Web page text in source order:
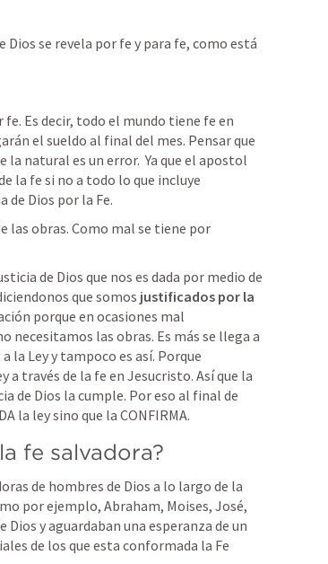
Dios se revela por fe y para fe, como está
fe. Es decir, todo el mundo tiene fe en
el sueldo al final del mes. Pensar que
la natural es un error.  Ya que el apostol
la fe si no a todo lo que incluye
de Dios por la Fe.
las obras. Como mal se tiene por
de Dios que nos es dada por medio de
que somos justificados por la
porque en ocasiones mal
necesitamos las obras. Es más se llega a
la Ley y tampoco es así. Porque
través de la fe en Jesucristo. Así que la
la ley sino que la CONFIRMA.
fe salvadora?
de hombres de Dios a lo largo de la
por ejemplo, Abraham, Moises, José,
Dios y aguardaban una esperanza de un
de los que esta conformada la Fe